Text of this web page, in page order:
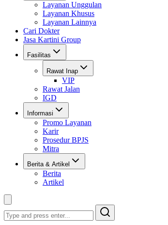
Layanan Unggulan
Layanan Khusus
Layanan Lainnya
Cari Dokter
Jasa Kartini Group
Fasilitas
Rawat Inap
VIP
Rawat Jalan
IGD
Informasi
Promo Layanan
Karir
Prosedur BPJS
Mitra
Berita & Artikel
Berita
Artikel
Search